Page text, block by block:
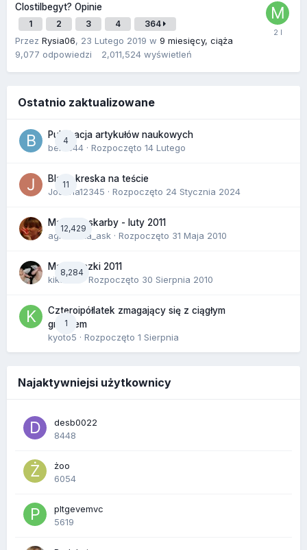
Clostilbegyt? Opinie
1 2 3 4 364
Przez Rysia06, 23 Lutego 2019 w 9 miesięcy, ciąża
9,077 odpowiedzi 2,011,524 wyświetleń
Ostatnio zaktualizowane
4
Publikacja artykułów naukowych
berus44 · Rozpoczęto 14 Lutego
11
Blada kreska na teście
Joanna12345 · Rozpoczęto 24 Stycznia 2024
12,429
Malutkie skarby - luty 2011
agnieszka_ask · Rozpoczęto 31 Maja 2010
8,284
Majóweczki 2011
kikarika
· Rozpoczęto 30 Sierpnia 2010
1
Czteroipółlatek zmagający się z ciągłym
gniewem
kyoto5 · Rozpoczęto 1 Sierpnia
Najaktywniejsi użytkownicy
desb0022
8448
żoo
6054
pltgevemvc
5619